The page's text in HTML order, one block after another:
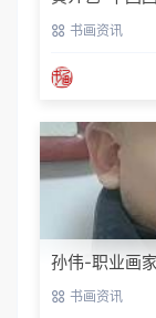
席 书画资讯
孙伟-职业画
书画资讯